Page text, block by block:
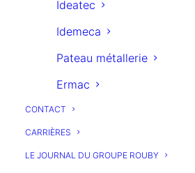
Ideatec
Idemeca
Pateau métallerie
Ermac
CONTACT
CARRIÈRES
LE JOURNAL DU GROUPE ROUBY